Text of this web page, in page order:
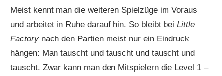
Meist kennt man die weiteren Spielzüge im Voraus
und arbeitet in Ruhe darauf hin. So bleibt beiLittle
Factory nach den Partien meist nur ein Eindruck
hängen: Man tauscht und tauscht und tauscht und
tauscht. Zwar kann man den Mitspielern die Level 1 –